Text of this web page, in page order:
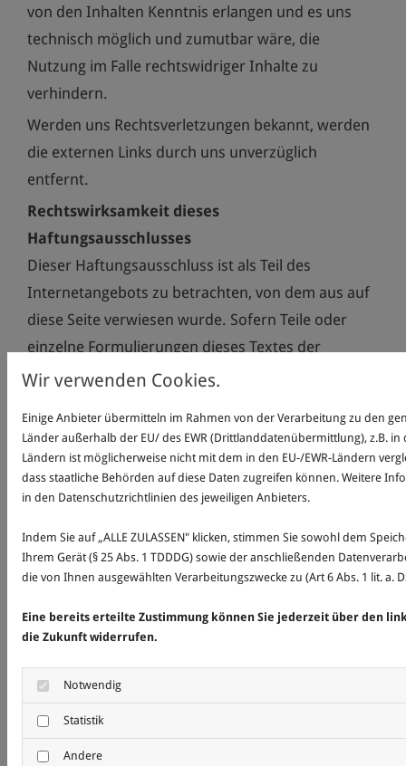
von den Inhalten Kenntnis erlangen und es uns
technisch möglich und zumutbar wäre, die
Nutzung im Falle rechtswidriger Inhalte zu
verhindern.
Werden uns Rechtsverletzungen bekannt, werden
die externen Links durch uns unverzüglich
entfernt.
Rechtswirksamkeit dieses
Haftungsausschlusses
Dieser Haftungsausschluss ist als Teil des
Internetangebots zu betrachten, von dem aus auf
diese Seite verwiesen wurde. Sofern Teile oder
einzelne Formulierungen dieses Textes der
geltenden Rechtslage nicht, nicht mehr oder nicht
übrigen Teile des Dokumentes in ihrem Inhalt und
ihrer Gültigkeit davon unberührt.
Hinweis zur Barrierefreiheit
Wir bemühen uns, unsere digitalen Inhalte
barrierefrei im Sinne des BFSG sowie der
(BITV) anzubieten. Sollten Sie dennoch auf
Barrieren stoßen, wenden Sie sich bitte an
info@ahlemeyer-verkehrsrecht-muenster.de.
Wir verwenden Cookies.
Einige Anbieter übermitteln im Rahmen von der Verarbeitung zu den
Länder außerhalb der EU/ des EWR (Drittlanddatenübermittlung), z.B. in
Ländern ist möglicherweise nicht mit dem in den EU-/EWR-Ländern
dass staatliche Behörden auf diese Daten zugreifen können. Weitere
in den Datenschutzrichtlinien des jeweiligen Anbieters.
Indem Sie auf „ALLE ZULASSEN" klicken, stimmen Sie sowohl dem
Ihrem Gerät (§ 25 Abs. 1 TDDDG) sowie der anschließenden
die von Ihnen ausgewählten Verarbeitungszwecke zu (Art 6 Abs. 1 lit. a.
Eine bereits erteilte Zustimmung können Sie jederzeit über den
die Zukunft widerrufen.
Notwendig
Statistik
Andere